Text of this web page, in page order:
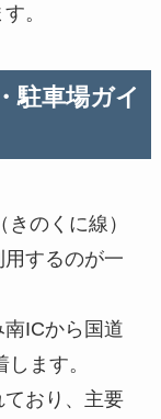
。
駐車場ガイ
のくに線）
するのが一
ICから国道
ます。
おり、主要